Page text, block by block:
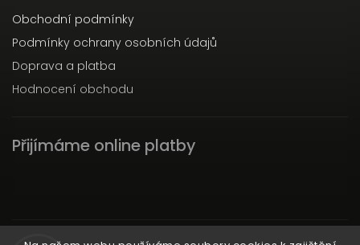
Obchodní podmínky
Podmínky ochrany osobních údajů
Doprava a platba
Hodnocení obchodu
Přijímáme online platby